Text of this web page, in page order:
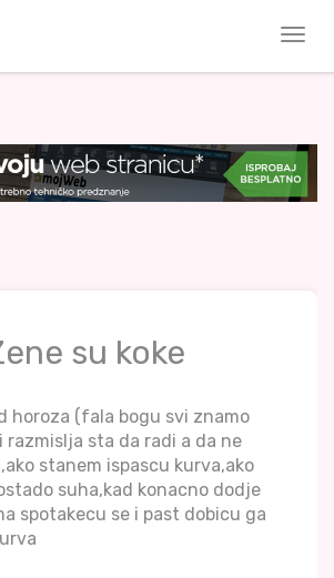
su koke
horoza (fala bogu svi znamo
razmislja sta da radi a da ne
stanem ispascu kurva,ako
suha,kad konacno dodje
spotakecu se i past dobicu ga